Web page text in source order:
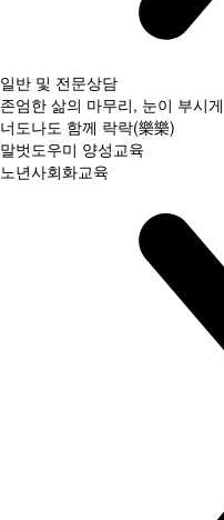
일반 및 전문상담
존엄한 삶의 마무리, 눈이 부시게
너도나도 함께 락락(樂樂)
말벗도우미 양성교육
노년사회화교육